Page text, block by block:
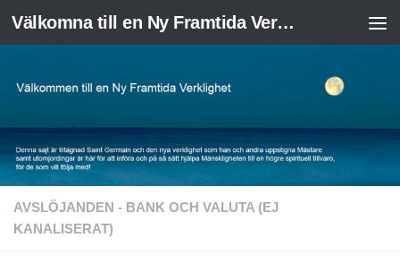
Skip to content Välkomna till en Ny Framtida Verklighet
AVSLÖJANDEN - BANK OCH VALUTA (EJ
KANALISERAT)